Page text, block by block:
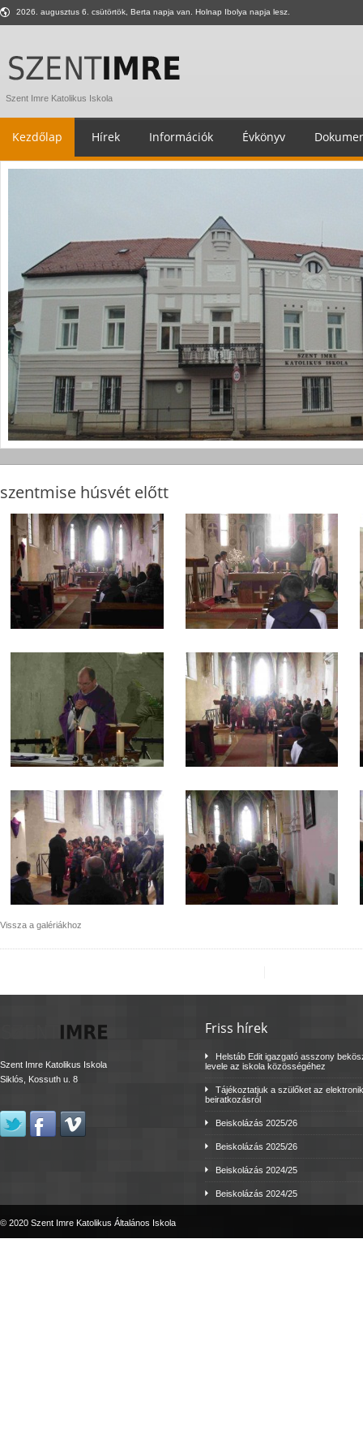
2026. augusztus 6. csütörtök, Berta napja van. Holnap Ibolya napja lesz.
Szent Imre Katolikus Iskola
Kezdőlap Hírek Információk Évkönyv
szentmise húsvét előtt
Vissza a galériákhoz
Szent Imre Katolikus Iskola
Siklós, Kossuth u. 8
Friss hírek
Helstáb Edit igazgató asszony
levele az iskola közösségéhez
Tájékoztatjuk a szülőket az
beiratkozásról
Beiskolázás 2025/26
Beiskolázás 2025/26
Beiskolázás 2024/25
Beiskolázás 2024/25
© 2020 Szent Imre Katolikus Általános Iskola